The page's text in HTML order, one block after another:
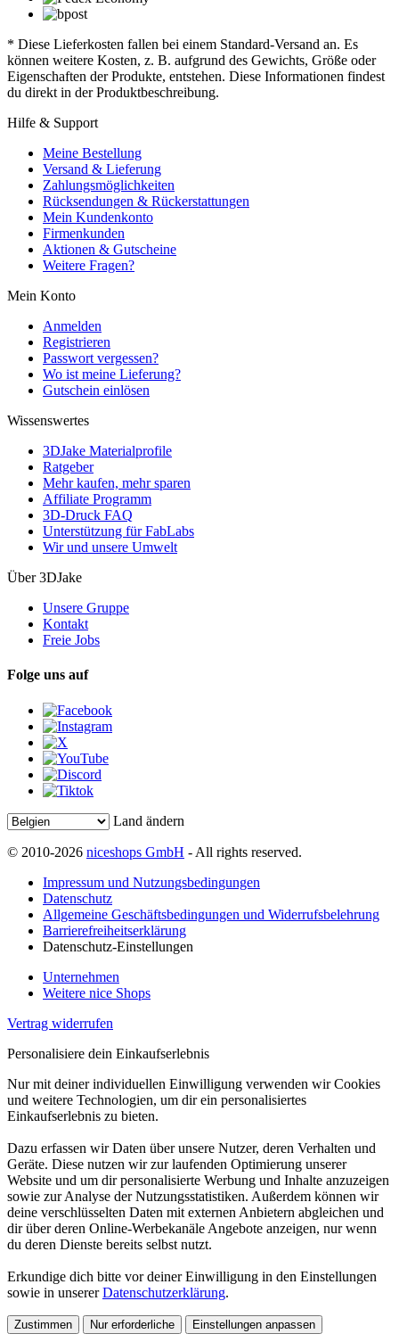
* Diese Lieferkosten fallen bei einem Standard-Versand an. Es
können weitere Kosten, z. B. aufgrund des Gewichts, Größe oder
Eigenschaften der Produkte, entstehen. Diese Informationen findest
du direkt in der Produktbeschreibung.
Hilfe & Support
Meine Bestellung
Versand & Lieferung
Zahlungsmöglichkeiten
Rücksendungen & Rückerstattungen
Mein Kundenkonto
Firmenkunden
Aktionen & Gutscheine
Weitere Fragen?
Mein Konto
Anmelden
Registrieren
Passwort vergessen?
Wo ist meine Lieferung?
Gutschein einlösen
Wissenswertes
3DJake Materialprofile
Ratgeber
Mehr kaufen, mehr sparen
Affiliate Programm
3D-Druck FAQ
Unterstützung für FabLabs
Wir und unsere Umwelt
Über 3DJake
Unsere Gruppe
Kontakt
Freie Jobs
Folge uns auf
Land ändern
© 2010-2026 niceshops GmbH - All rights reserved.
Impressum und Nutzungsbedingungen
Datenschutz
Allgemeine Geschäftsbedingungen und Widerrufsbelehrung
Barrierefreiheitserklärung
Datenschutz-Einstellungen
Unternehmen
Weitere nice Shops
Vertrag widerrufen
Personalisiere dein Einkaufserlebnis
Nur mit deiner individuellen Einwilligung verwenden wir Cookies
und weitere Technologien, um dir ein personalisiertes
Einkaufserlebnis zu bieten.
Dazu erfassen wir Daten über unsere Nutzer, deren Verhalten und
Geräte. Diese nutzen wir zur laufenden Optimierung unserer
Website und um dir personalisierte Werbung und Inhalte anzuzeigen
sowie zur Analyse der Nutzungsstatistiken. Außerdem können wir
deine verschlüsselten Daten mit externen Anbietern abgleichen und
dir über deren Online-Werbekanäle Angebote anzeigen, nur wenn
du deren Dienste bereits selbst nutzt.
Erkundige dich bitte vor deiner Einwilligung in den Einstellungen
sowie in unsererDatenschutzerklärung.
Zustimmen Nur erforderliche Einstellungen anpassen